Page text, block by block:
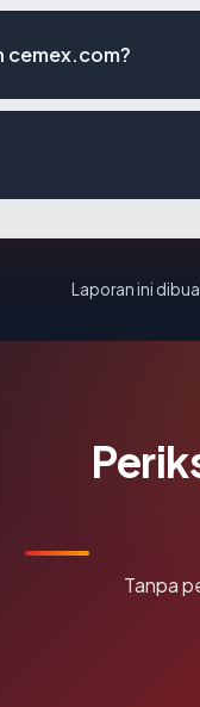
cemex.com?
Laporan ini
Tanpa